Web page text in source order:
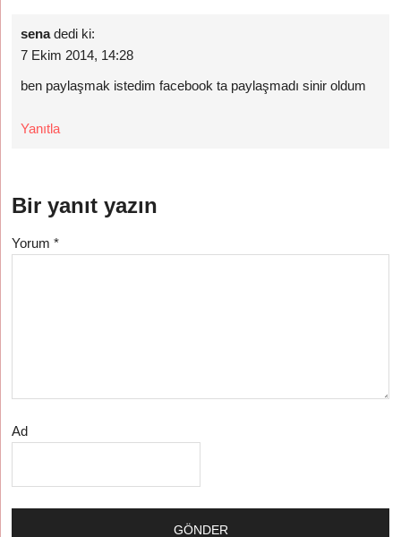
sena dedi ki:
7 Ekim 2014, 14:28
ben paylaşmak istedim facebook ta paylaşmadı sinir oldum
Yanıtla
Bir yanıt yazın
Yorum*
Ad